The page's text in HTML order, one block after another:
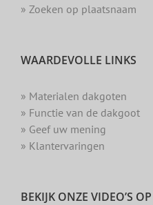
» Zoeken op plaatsnaam
WAARDEVOLLE LINKS
» Materialen dakgoten
» Functie van de dakgoot
» Geef uw mening
» Klantervaringen
BEKIJK ONZE VIDEO’S OP